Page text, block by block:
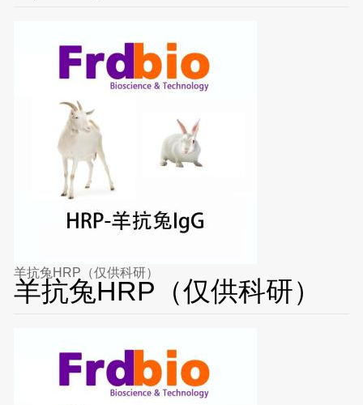
羊抗兔HRP（仅供科研）
羊抗兔HRP（仅供科研）